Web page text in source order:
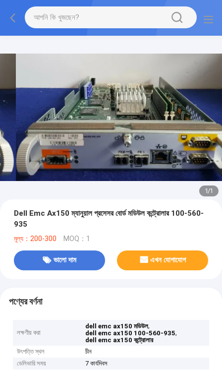
1/1
Dell Emc Ax150 ম্যানুয়াল প্রসেসর বোর্ড মডিউল কন্ট্রোলার 100-560-
935
মূল্য：200-300 MOQ：1
ভালো দাম এখন যোগাযোগ
পণ্যের বর্ণনা
লক্ষণীয় করা
dell emc ax150 মডিউল,
dell emc ax150 100-560-935,
dell emc ax150 কন্ট্রোলার
উৎপত্তি স্থল
চীন
ডেলিভারি সময়
7 কার্যদিবস